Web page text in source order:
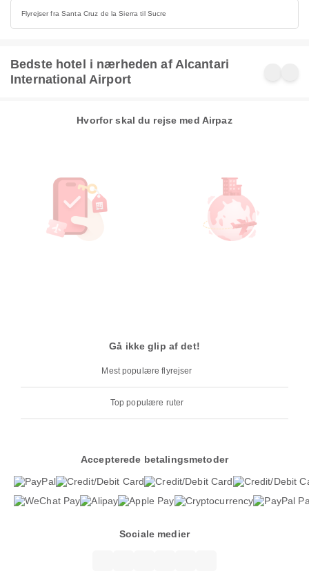
Flyrejser fra Santa Cruz de la Sierra til Sucre
Bedste hotel i nærheden af Alcantari
International Airport
Hvorfor skal du rejse med Airpaz
Gå ikke glip af det!
Mest populære flyrejser
Top populære ruter
Accepterede betalingsmetoder
Sociale medier